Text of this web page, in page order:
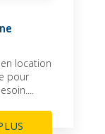
location
pour